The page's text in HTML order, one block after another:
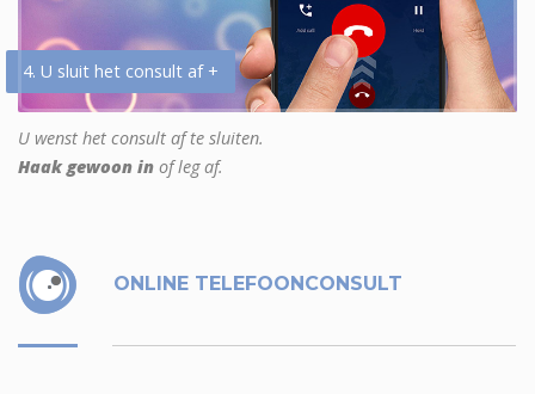
4. U sluit het consult af +
U wenst het consult af te sluiten.
Haak gewoon in of leg af.
ONLINE TELEFOONCONSULT